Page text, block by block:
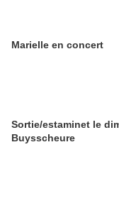
Marielle en concert
Sortie/estaminet le
Buysscheure